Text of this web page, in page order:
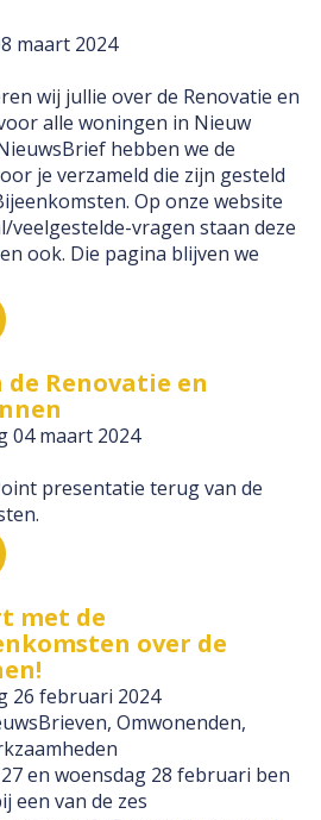
maart 2024
wij jullie over de Renovatie en
alle woningen in Nieuw
hebben we de
je verzameld die zijn gesteld
Op onze website
veelgestelde-vragen staan deze
ook. Die pagina blijven we
Renovatie en
04 maart 2024
presentatie terug van de
met de
over de
26 februari 2024
, Omwonenden,
en woensdag 28 februari ben
een van de zes